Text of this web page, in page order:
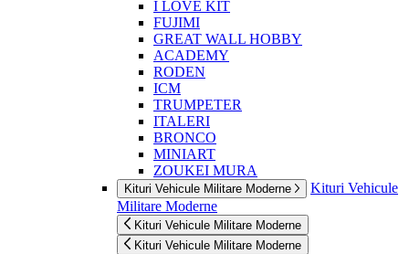
I LOVE KIT
FUJIMI
GREAT WALL HOBBY
ACADEMY
RODEN
ICM
TRUMPETER
ITALERI
BRONCO
MINIART
ZOUKEI MURA
Kituri Vehicule Militare Moderne
Kituri Vehicule
Militare Moderne
Kituri Vehicule Militare Moderne
Kituri Vehicule Militare Moderne